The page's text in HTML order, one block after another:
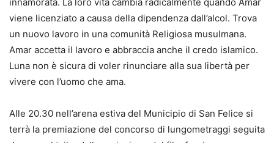
viene licenziato a causa della dipendenza dall’alcol. Trova
un nuovo lavoro in una comunità Religiosa musulmana.
Amar accetta il lavoro e abbraccia anche il credo islamico.
Luna non è sicura di voler rinunciare alla sua libertà per
vivere con l’uomo che ama.
Alle 20.30 nell’arena estiva del Municipio di San Felice si
terrà la premiazione del concorso di lungometraggi seguita